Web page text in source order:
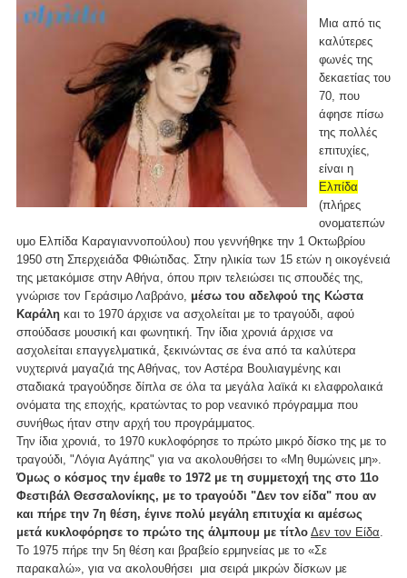
Μια από τις
καλύτερες
φωνές της
δεκαετίας του
70, που
άφησε πίσω
της πολλές
επιτυχίες,
είναι η
Ελπίδα
(πλήρες
ονοματεπών
υμο Ελπίδα Καραγιαννοπούλου) που γεννήθηκε την 1 Οκτωβρίου
1950 στη Σπερχειάδα Φθιώτιδας. Στην ηλικία των 15 ετών η οικογένειά
της μετακόμισε στην Αθήνα, όπου πριν τελειώσει τις σπουδές της,
γνώρισε τον Γεράσιμο Λαβράνο, μέσω του αδελφού της Κώστα
Καράλη και το 1970 άρχισε να ασχολείται με το τραγούδι, αφού
σπούδασε μουσική και φωνητική. Την ίδια χρονιά άρχισε να
ασχολείται επαγγελματικά, ξεκινώντας σε ένα από τα καλύτερα
νυχτερινά μαγαζιά της Αθήνας, τον Αστέρα Βουλιαγμένης και
σταδιακά τραγούδησε δίπλα σε όλα τα μεγάλα λαϊκά κι ελαφρολαικά
ονόματα της εποχής, κρατώντας το pop νεανικό πρόγραμμα που
συνήθως ήταν στην αρχή του προγράμματος.
Την ίδια χρονιά, το 1970 κυκλοφόρησε το πρώτο μικρό δίσκο της με το
τραγούδι, "Λόγια Αγάπης" για να ακολουθήσει το «Μη θυμώνεις μη».
Όμως ο κόσμος την έμαθε το 1972 με τη συμμετοχή της στο 11ο
Φεστιβάλ Θεσσαλονίκης, με το τραγούδι "Δεν τον είδα" που αν
και πήρε την 7η θέση, έγινε πολύ μεγάλη επιτυχία κι αμέσως
μετά κυκλοφόρησε το πρώτο της άλμπουμ με τίτλο Δεν τον Είδα.
Το 1975 πήρε την 5η θέση και βραβείο ερμηνείας με το «Σε
παρακαλώ», για να ακολουθήσει μια σειρά μικρών δίσκων με